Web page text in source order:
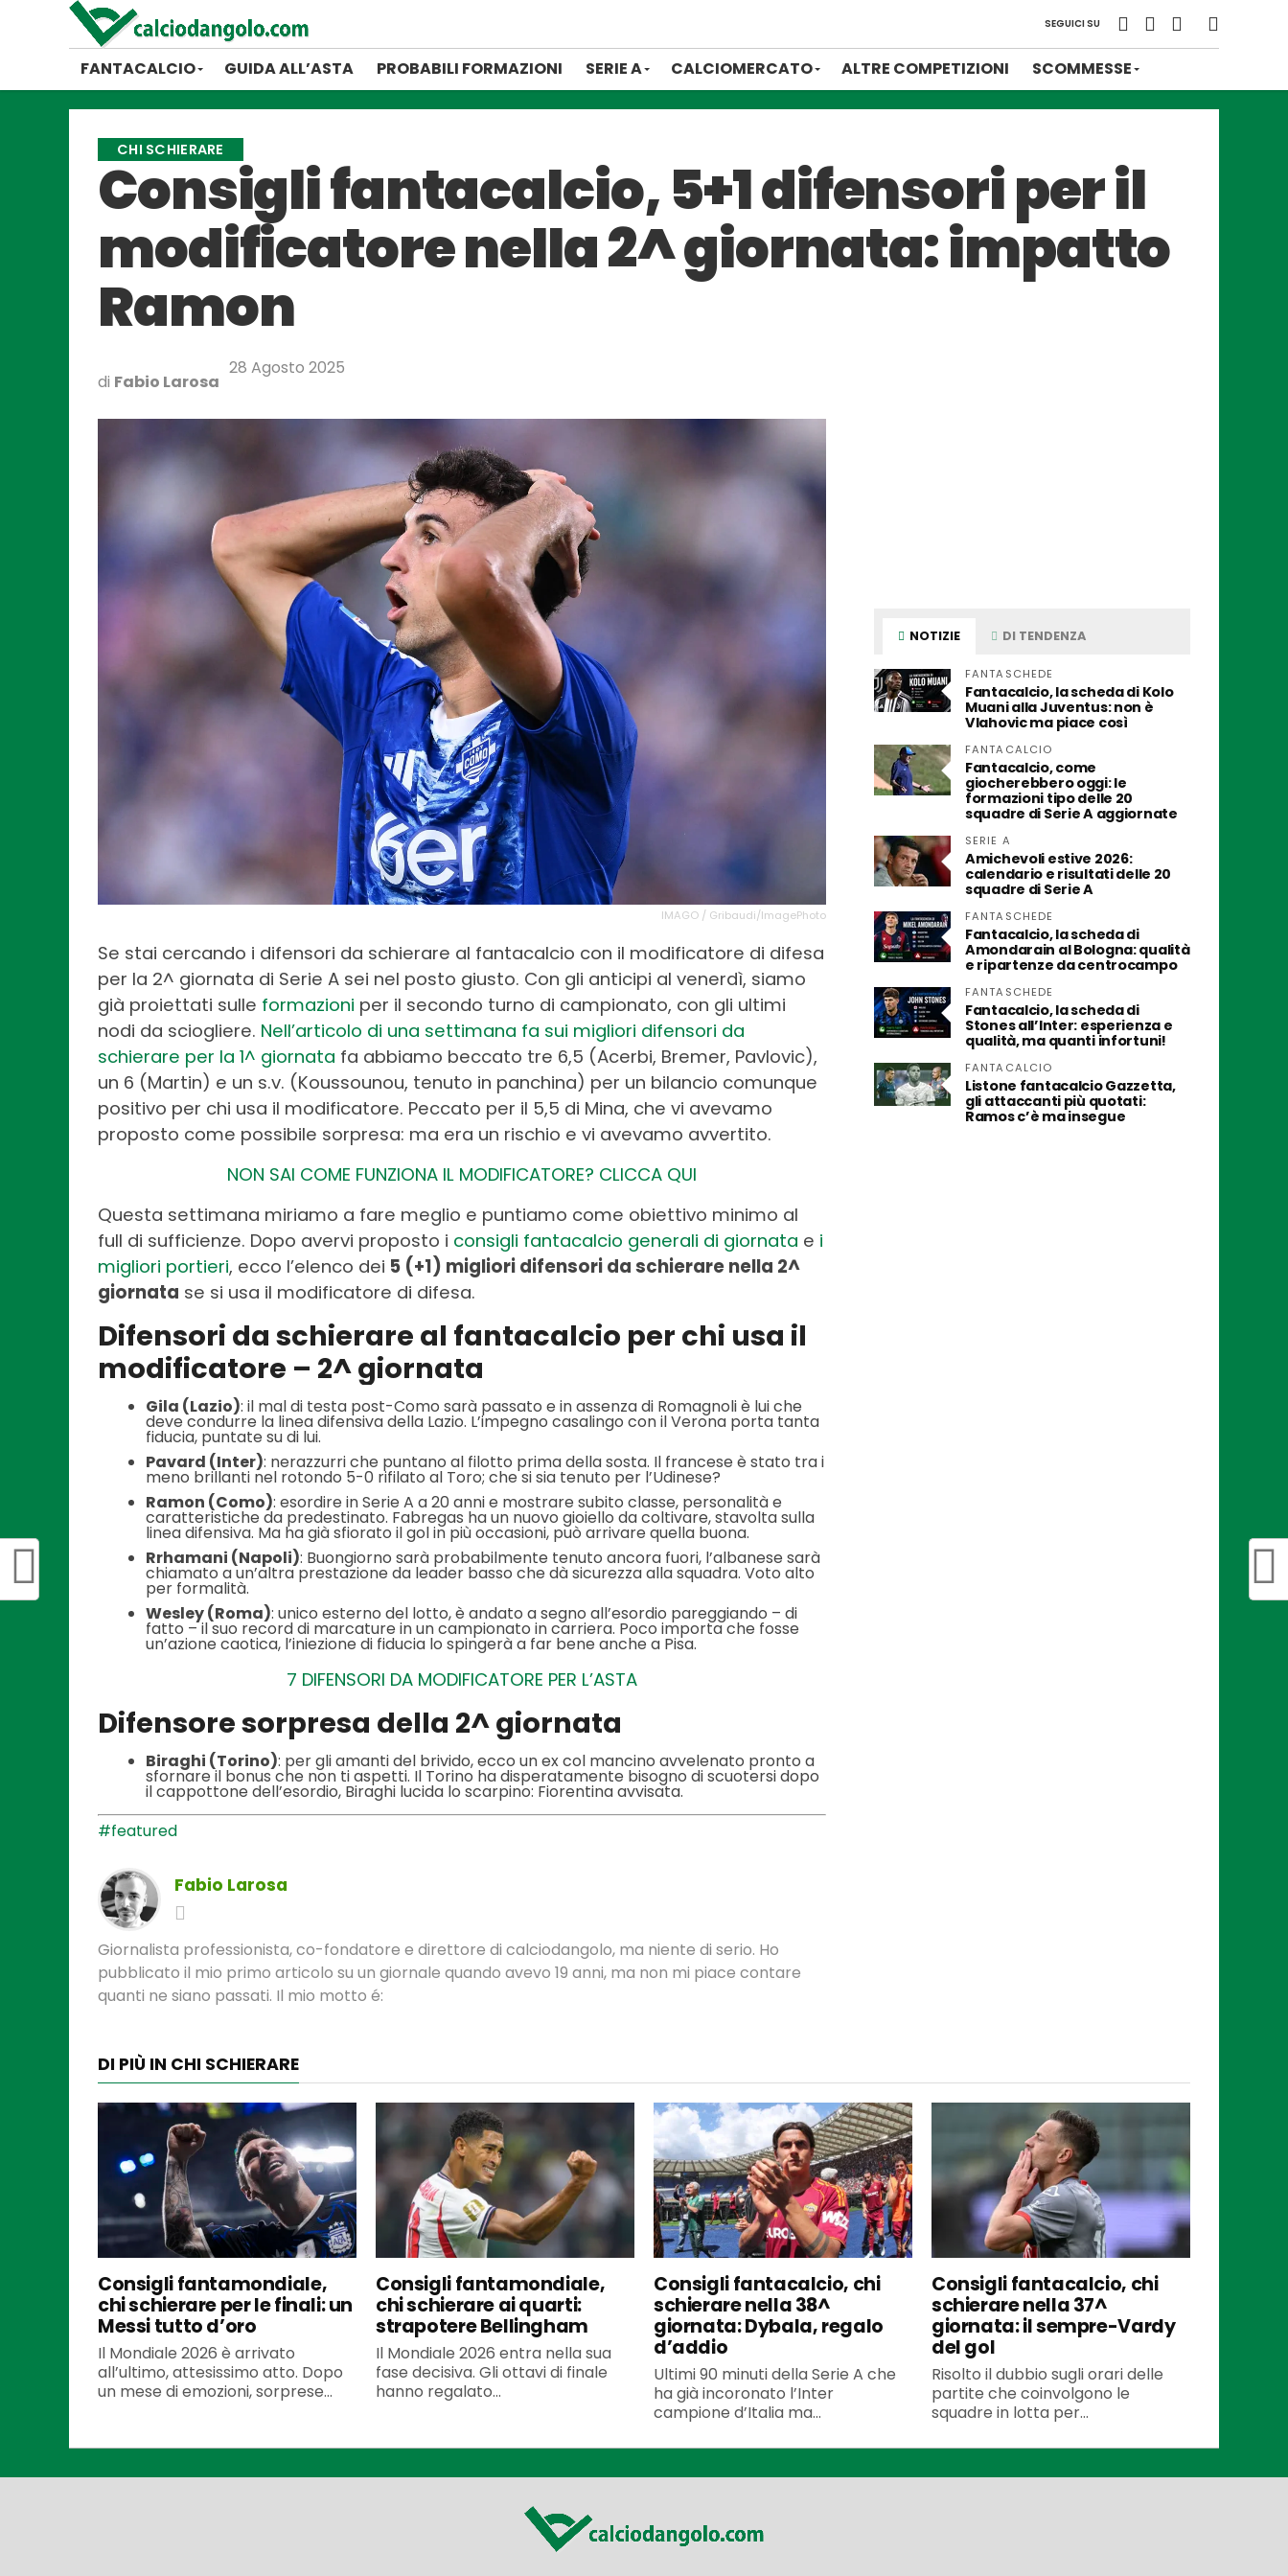
SEGUICI SU
FANTACALCIO GUIDA ALL’ASTA PROBABILI FORMAZIONI SERIE A CALCIOMERCATO ALTRE COMPETIZIONI SCOMMESSE
CHI SCHIERARE
Consigli fantacalcio, 5+1 difensori per il
modificatore nella 2^ giornata: impatto
Ramon
di Fabio Larosa
28 Agosto 2025
IMAGO / Gribaudi/ImagePhoto
Se stai cercando i difensori da schierare al fantacalcio con il modificatore di difesa
per la 2^ giornata di Serie A sei nel posto giusto. Con gli anticipi al venerdì, siamo
già proiettati sulle formazioni per il secondo turno di campionato, con gli ultimi
nodi da sciogliere. Nell’articolo di una settimana fa sui migliori difensori da
schierare per la 1^ giornata fa abbiamo beccato tre 6,5 (Acerbi, Bremer, Pavlovic),
un 6 (Martin) e un s.v. (Koussounou, tenuto in panchina) per un bilancio comunque
positivo per chi usa il modificatore. Peccato per il 5,5 di Mina, che vi avevamo
proposto come possibile sorpresa: ma era un rischio e vi avevamo avvertito.
NON SAI COME FUNZIONA IL MODIFICATORE? CLICCA QUI
Questa settimana miriamo a fare meglio e puntiamo come obiettivo minimo al
full di sufficienze. Dopo avervi proposto i consigli fantacalcio generali di giornata e i
migliori portieri, ecco l’elenco dei 5 (+1) migliori difensori da schierare nella 2^
giornata se si usa il modificatore di difesa.
Difensori da schierare al fantacalcio per chi usa il
modificatore – 2^ giornata
Gila (Lazio): il mal di testa post-Como sarà passato e in assenza di Romagnoli è lui che
deve condurre la linea difensiva della Lazio. L’impegno casalingo con il Verona porta tanta
fiducia, puntate su di lui.
Pavard (Inter): nerazzurri che puntano al filotto prima della sosta. Il francese è stato tra i
meno brillanti nel rotondo 5-0 rifilato al Toro; che si sia tenuto per l’Udinese?
Ramon (Como): esordire in Serie A a 20 anni e mostrare subito classe, personalità e
caratteristiche da predestinato. Fabregas ha un nuovo gioiello da coltivare, stavolta sulla
linea difensiva. Ma ha già sfiorato il gol in più occasioni, può arrivare quella buona.
Rrhamani (Napoli): Buongiorno sarà probabilmente tenuto ancora fuori, l’albanese sarà
chiamato a un’altra prestazione da leader basso che dà sicurezza alla squadra. Voto alto
per formalità.
Wesley (Roma): unico esterno del lotto, è andato a segno all’esordio pareggiando – di
fatto – il suo record di marcature in un campionato in carriera. Poco importa che fosse
un’azione caotica, l’iniezione di fiducia lo spingerà a far bene anche a Pisa.
7 DIFENSORI DA MODIFICATORE PER L’ASTA
Difensore sorpresa della 2^ giornata
Biraghi (Torino): per gli amanti del brivido, ecco un ex col mancino avvelenato pronto a
sfornare il bonus che non ti aspetti. Il Torino ha disperatamente bisogno di scuotersi dopo
il cappottone dell’esordio, Biraghi lucida lo scarpino: Fiorentina avvisata.
#featured
Fabio Larosa
Giornalista professionista, co-fondatore e direttore di calciodangolo, ma niente di serio. Ho
pubblicato il mio primo articolo su un giornale quando avevo 19 anni, ma non mi piace contare
quanti ne siano passati. Il mio motto é:
NOTIZIE DI TENDENZA
FANTASCHEDE
Fantacalcio, la scheda di Kolo
Muani alla Juventus: non è
Vlahovic ma piace così
FANTACALCIO
Fantacalcio, come
giocherebbero oggi: le
formazioni tipo delle 20
squadre di Serie A aggiornate
SERIE A
Amichevoli estive 2026:
calendario e risultati delle 20
squadre di Serie A
FANTASCHEDE
Fantacalcio, la scheda di
Amondarain al Bologna: qualità
e ripartenze da centrocampo
FANTASCHEDE
Fantacalcio, la scheda di
Stones all’Inter: esperienza e
qualità, ma quanti infortuni!
FANTACALCIO
Listone fantacalcio Gazzetta,
gli attaccanti più quotati:
Ramos c’è ma insegue
DI PIÙ IN CHI SCHIERARE
Consigli fantamondiale,
chi schierare per le finali: un
Messi tutto d’oro
Il Mondiale 2026 è arrivato
all’ultimo, attesissimo atto. Dopo
un mese di emozioni, sorprese...
Consigli fantamondiale,
chi schierare ai quarti:
strapotere Bellingham
Il Mondiale 2026 entra nella sua
fase decisiva. Gli ottavi di finale
hanno regalato...
Consigli fantacalcio, chi
schierare nella 38^
giornata: Dybala, regalo
d’addio
Ultimi 90 minuti della Serie A che
ha già incoronato l’Inter
campione d’Italia ma...
Consigli fantacalcio, chi
schierare nella 37^
giornata: il sempre-Vardy
del gol
Risolto il dubbio sugli orari delle
partite che coinvolgono le
squadre in lotta per...